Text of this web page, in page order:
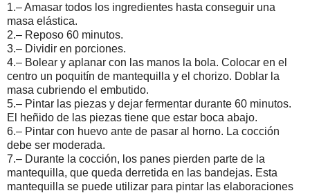
1.– Amasar todos los ingredientes hasta conseguir una
masa elástica.
2.– Reposo 60 minutos.
3.– Dividir en porciones.
4.– Bolear y aplanar con las manos la bola. Colocar en el
centro un poquitín de mantequilla y el chorizo. Doblar la
masa cubriendo el embutido.
5.– Pintar las piezas y dejar fermentar durante 60 minutos.
El heñido de las piezas tiene que estar boca abajo.
6.– Pintar con huevo ante de pasar al horno. La cocción
debe ser moderada.
7.– Durante la cocción, los panes pierden parte de la
mantequilla, que queda derretida en las bandejas. Esta
mantequilla se puede utilizar para pintar las elaboraciones